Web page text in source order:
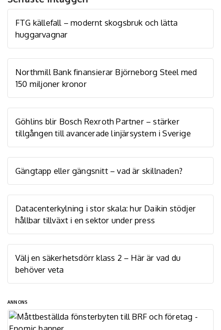
FTG källefall – modernt skogsbruk och lätta
huggarvagnar
Northmill Bank finansierar Björneborg Steel med
150 miljoner kronor
Göhlins blir Bosch Rexroth Partner – stärker
tillgången till avancerade linjärsystem i Sverige
Gängtapp eller gängsnitt – vad är skillnaden?
Datacenterkylning i stor skala: hur Daikin stödjer
hållbar tillväxt i en sektor under press
Välj en säkerhetsdörr klass 2 – Här är vad du
behöver veta
ANNONS